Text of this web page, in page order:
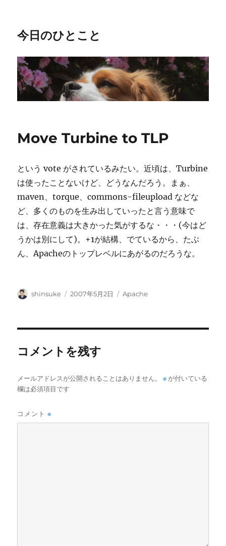
今日のひとこと
Move Turbine to TLP
という vote がされているみたい。近頃は、Turbine
は使ったことないけど、どうなんだろう。まぁ、
maven、torque、commons-fileupload などな
ど、多くのものを生み出していったと言う意味で
は、存在意義は大きかった気がするな・・・(今はど
うかは別にして)。+1が結構、でているから、たぶ
ん、Apacheのトップレベルにあがるのだろうな。
投
shinsuke
投
2007年5月2日
カ
Apache
コメントを残す
メールアドレスが公開されることはありません。 ※が付いている
欄は必須項目です
コメント※